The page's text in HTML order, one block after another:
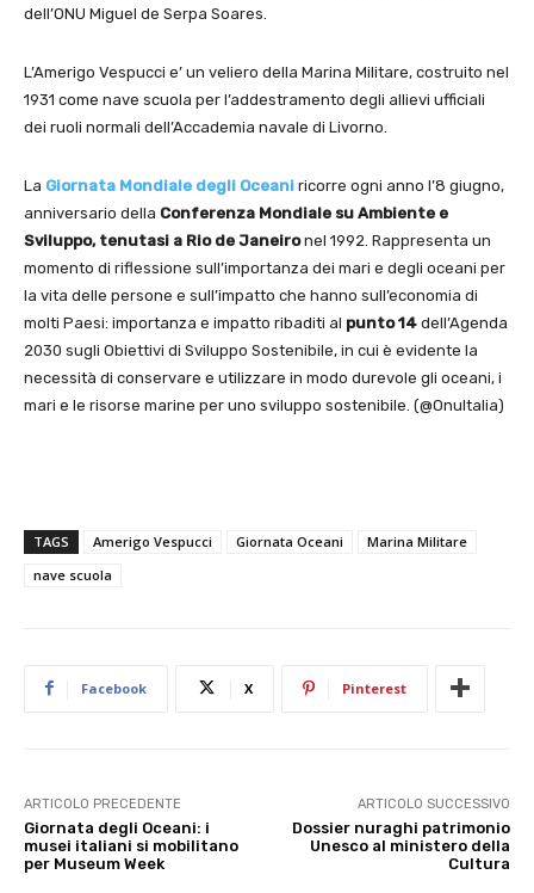
dell’ONU Miguel de Serpa Soares.
L’Amerigo Vespucci e’ un veliero della Marina Militare, costruito nel
1931 come nave scuola per l’addestramento degli allievi ufficiali
dei ruoli normali dell’Accademia navale di Livorno.
La Giornata Mondiale degli Oceani ricorre ogni anno l’8 giugno,
anniversario della Conferenza Mondiale su Ambiente e
Sviluppo, tenutasi a Rio de Janeironel 1992. Rappresenta un
momento di riflessione sull’importanza dei mari e degli oceani per
la vita delle persone e sull’impatto che hanno sull’economia di
molti Paesi: importanza e impatto ribaditi al punto 14 dell’Agenda
2030 sugli Obiettivi di Sviluppo Sostenibile, in cui è evidente la
necessità di conservare e utilizzare in modo durevole gli oceani, i
mari e le risorse marine per uno sviluppo sostenibile. (@OnuItalia)
TAGS Amerigo Vespucci Giornata Oceani
Marina Militare
nave scuola
Facebook X Pinterest
ARTICOLO PRECEDENTE
Giornata degli Oceani: i
musei italiani si mobilitano
per Museum Week
ARTICOLO SUCCESSIVO
Dossier nuraghi patrimonio
Unesco al ministero della
Cultura